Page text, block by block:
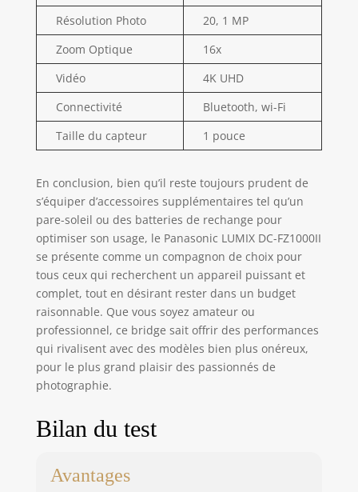
Résolution Photo
20, 1 MP
Zoom Optique
16x
Vidéo
4K UHD
Connectivité
Bluetooth, wi-Fi
Taille du capteur
1 pouce
En conclusion, bien qu’il reste toujours prudent de
s’équiper d’accessoires supplémentaires tel qu’un
pare-soleil ou des batteries de rechange pour
optimiser son usage, le Panasonic LUMIX DC-FZ1000II
se présente comme un compagnon de choix pour
tous ceux qui recherchent un appareil puissant et
complet, tout en désirant rester dans un budget
raisonnable. Que vous soyez amateur ou
professionnel, ce bridge sait offrir des performances
qui rivalisent avec des modèles bien plus onéreux,
pour le plus grand plaisir des passionnés de
photographie.
Bilan du test
Avantages